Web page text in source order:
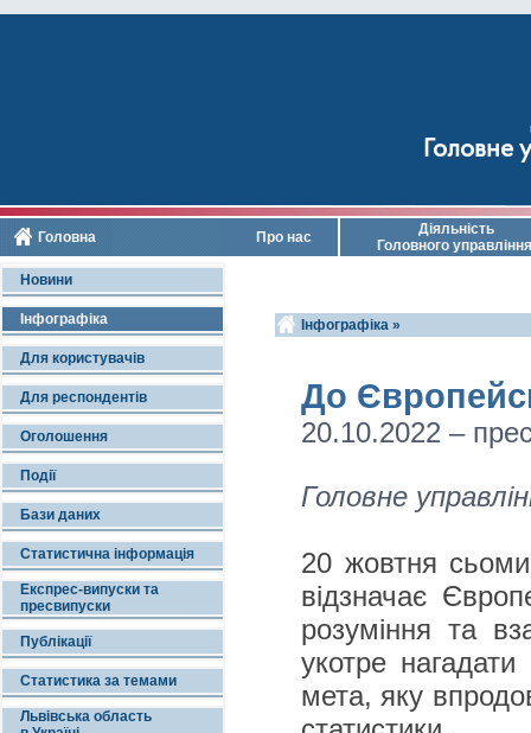
Головне
Головна Про нас
Діяльність
Головного управління
Новини
Інфографіка
Для користувачів
Для респондентів
Оголошення
Події
Бази даних
Статистична інформація
Експрес-випуски та
пресвипуски
Публікації
Статистика за темами
Львівська область
Інфографіка »
До
20.10.2022 –
Головне
20 жовтня
відзначає
розуміння та
укотре нагадати
мета, яку